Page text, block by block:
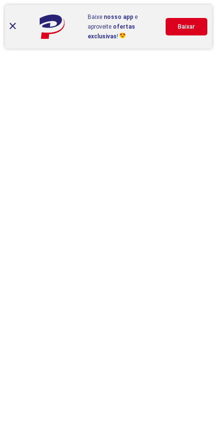
Baixe nosso app e
aproveite ofertas
exclusivas!
Baixar